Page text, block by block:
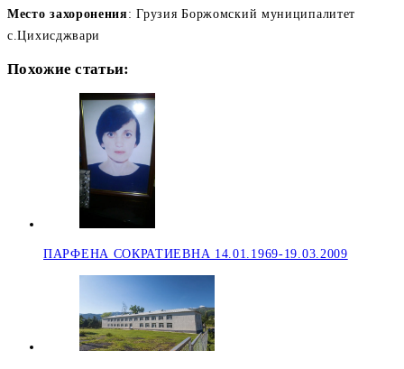
Место захоронения:Грузия Боржомский муниципалитет
с.Цихисджвари
Похожие статьи:
ПАРФЕНА СОКРАТИЕВНА 14.01.1969-19.03.2009